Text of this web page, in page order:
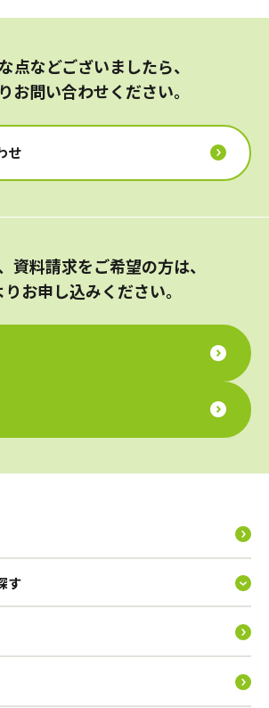
点などございましたら、
お問い合わせください。
せ
資料請求をご希望の方は、
お申し込みください。
す